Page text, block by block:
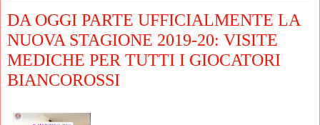
DA OGGI PARTE UFFICIALMENTE LA
NUOVA STAGIONE 2019-20: VISITE
MEDICHE PER TUTTI I GIOCATORI
BIANCOROSSI